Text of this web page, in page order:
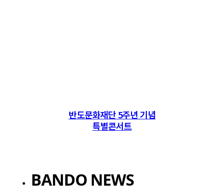
반도문화재단 5주년 기념
특별콘서트
BANDO NEWS